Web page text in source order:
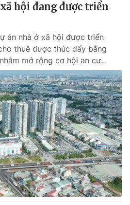
English
hình Việt Nam
VTV
in và báo điện tử số 483/GP-BTTTT
Thủy
Thị Mỹ Hạnh, Phạm Quốc Thắng,
hội đang được triển
án nhà ở xã hội được triển
thuê được thúc đẩy bằng
mở rộng cơ hội an cư...